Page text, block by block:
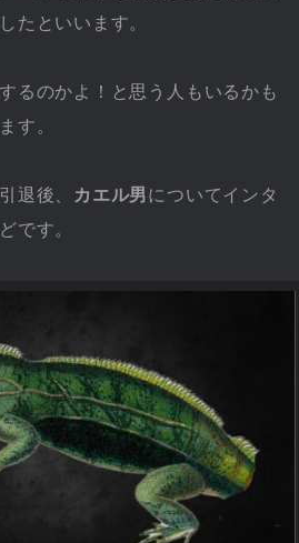
たといいます。
るのかよ！と思う人もいるかも
す。
退後、 カエル男についてインタ
です。